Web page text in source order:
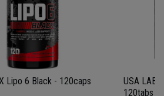
Lipo 6 Black - 120caps
USA
120tabs